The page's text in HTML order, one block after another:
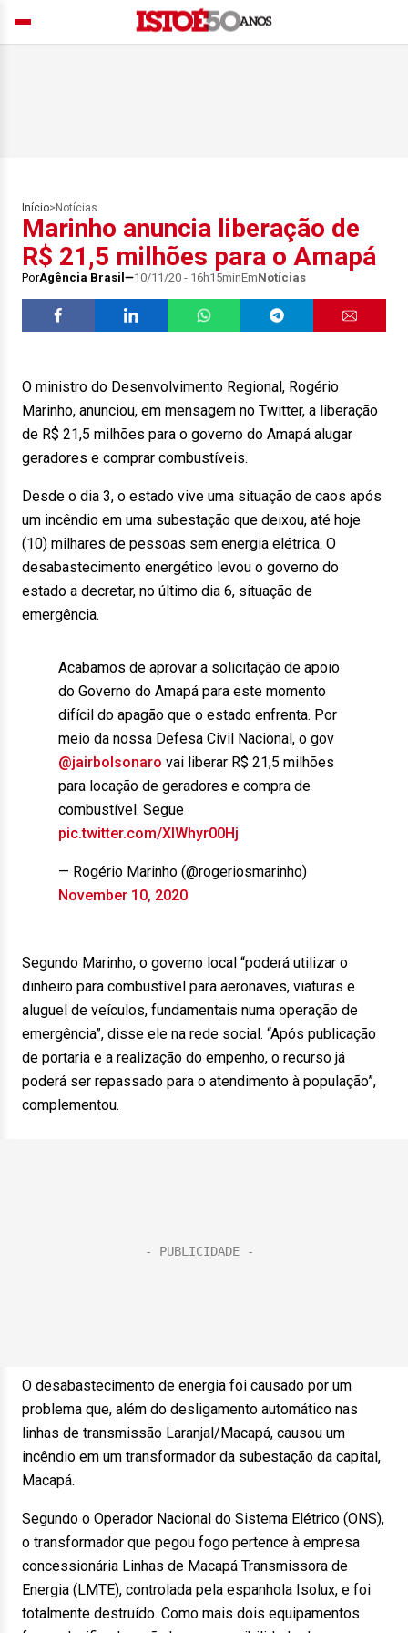
Início> Notícias
Marinho anuncia liberação de
R$ 21,5 milhões para o Amapá
PorAgência Brasil 10/11/20 - 16h15minEmNotícias
O ministro do Desenvolvimento Regional, Rogério
Marinho, anunciou, em mensagem no Twitter, a liberação
de R$ 21,5 milhões para o governo do Amapá alugar
geradores e comprar combustíveis.
Desde o dia 3, o estado vive uma situação de caos após
um incêndio em uma subestação que deixou, até hoje
(10) milhares de pessoas sem energia elétrica. O
desabastecimento energético levou o governo do
estado a decretar, no último dia 6, situação de
emergência.
Acabamos de aprovar a solicitação de apoio
do Governo do Amapá para este momento
difícil do apagão que o estado enfrenta. Por
meio da nossa Defesa Civil Nacional, o gov
@jairbolsonaro vai liberar R$ 21,5 milhões
para locação de geradores e compra de
combustível. Segue
pic.twitter.com/XlWhyr00Hj
— Rogério Marinho (@rogeriosmarinho)
November 10, 2020
Segundo Marinho, o governo local “poderá utilizar o
dinheiro para combustível para aeronaves, viaturas e
aluguel de veículos, fundamentais numa operação de
emergência”, disse ele na rede social. “Após publicação
de portaria e a realização do empenho, o recurso já
poderá ser repassado para o atendimento à população”,
complementou.
O desabastecimento de energia foi causado por um
problema que, além do desligamento automático nas
linhas de transmissão Laranjal/Macapá, causou um
incêndio em um transformador da subestação da capital,
Macapá.
Segundo o Operador Nacional do Sistema Elétrico (ONS),
o transformador que pegou fogo pertence à empresa
concessionária Linhas de Macapá Transmissora de
Energia (LMTE), controlada pela espanhola Isolux, e foi
totalmente destruído. Como mais dois equipamentos